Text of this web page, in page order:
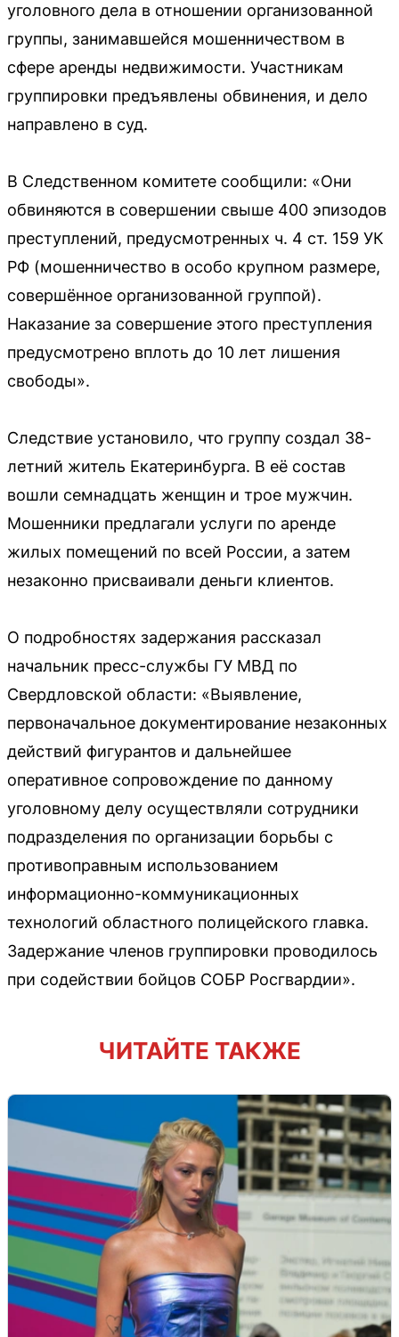
уголовного дела в отношении организованной
группы, занимавшейся мошенничеством в
сфере аренды недвижимости. Участникам
группировки предъявлены обвинения, и дело
направлено в суд.
В Следственном комитете сообщили: «Они
обвиняются в совершении свыше 400 эпизодов
преступлений, предусмотренных ч. 4 ст. 159 УК
РФ (мошенничество в особо крупном размере,
совершённое организованной группой).
Наказание за совершение этого преступления
предусмотрено вплоть до 10 лет лишения
свободы».
Следствие установило, что группу создал 38-
летний житель Екатеринбурга. В её состав
вошли семнадцать женщин и трое мужчин.
Мошенники предлагали услуги по аренде
жилых помещений по всей России, а затем
незаконно присваивали деньги клиентов.
О подробностях задержания рассказал
начальник пресс-службы ГУ МВД по
Свердловской области: «Выявление,
первоначальное документирование незаконных
действий фигурантов и дальнейшее
оперативное сопровождение по данному
уголовному делу осуществляли сотрудники
подразделения по организации борьбы с
противоправным использованием
информационно-коммуникационных
технологий областного полицейского главка.
Задержание членов группировки проводилось
при содействии бойцов СОБР Росгвардии».
ЧИТАЙТЕ ТАКЖЕ